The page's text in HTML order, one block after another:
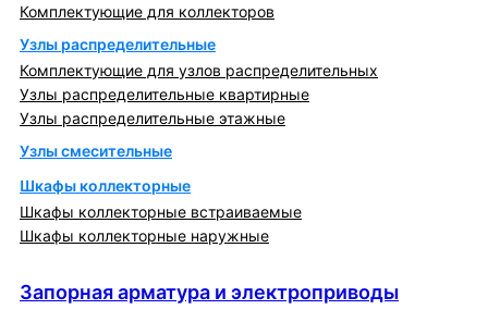
Комплектующие для коллекторов
Узлы распределительные
Комплектующие для узлов распределительных
Узлы распределительные квартирные
Узлы распределительные этажные
Узлы смесительные
Шкафы коллекторные
Шкафы коллекторные встраиваемые
Шкафы коллекторные наружные
Запорная арматура и электроприводы